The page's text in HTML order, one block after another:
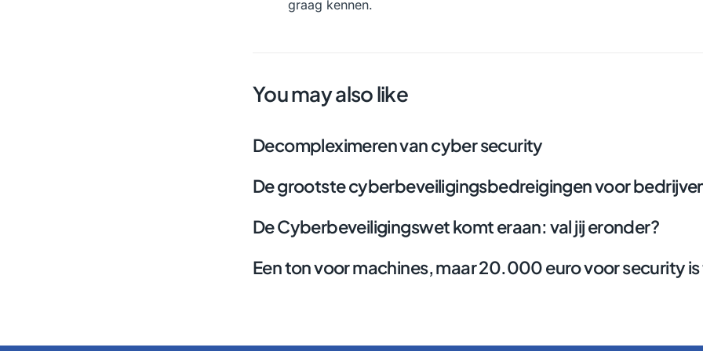
graag kennen.
You may also like
Decompleximeren van cyber security
De grootste cyberbeveiligingsbedreigingen voor
De Cyberbeveiligingswet komt eraan: val jij eronder?
Een ton voor machines, maar 20.000 euro voor security is